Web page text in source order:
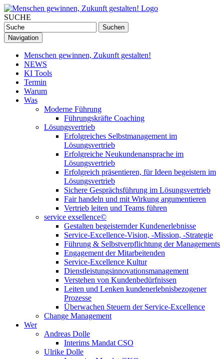
SUCHE
Navigation
Menschen gewinnen, Zukunft gestalten!
NEWS
KI Tools
Termin
Warum
Was
Moderne Führung
Führungskräfte Coaching
Lösungsvertrieb
Erfolgreiches Selbstmanagement im
Lösungsvertrieb
Erfolgreiche Neukundenansprache im
Lösungsvertrieb
Erfolgreich präsentieren, für Ideen begeistern im
Lösungsvertrieb
Sichere Gesprächsführung im Lösungsvertrieb
Fair handeln und mit Wirkung argumentieren
Vertrieb leiten und Teams führen
service exsellence©
Gestalten begeisternder Kundenerlebnisse
Service-Excellence-Vision, -Mission, -Strategie
Führung & Selbstverpflichtung der Managements
Engagement der Mitarbeitenden
Service-Excellence Kultur
Dienstleistungsinnovationsmanagement
Verstehen von Kundenbedürfnissen
Leiten und Lenken kundenerlebnisbezogener
Prozesse
Überwachen Steuern der Service-Excellence
Change Management
Wer
Andreas Dolle
Interims Mandat CSO
Ulrike Dolle